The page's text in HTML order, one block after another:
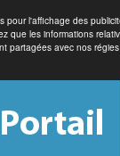
pour l'affichage des
que les informations
partagées avec nos